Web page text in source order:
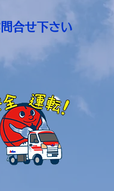
合せ下さい